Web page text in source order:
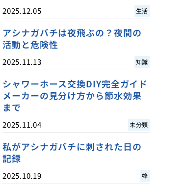
2025.12.05 生活
アシナガバチは夜飛ぶの？夜間の
活動と危険性
2025.11.13 知識
シャワーホース交換DIY完全ガイド
メーカーの見分け方から節水効果
まで
2025.11.04 未分類
私がアシナガバチに刺された日の
記録
2025.10.19 蜂